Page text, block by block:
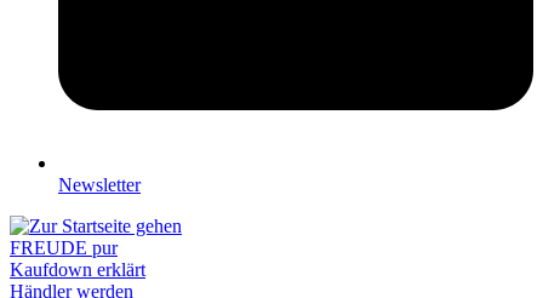
Newsletter
FREUDE pur
Kaufdown erklärt
Händler werden